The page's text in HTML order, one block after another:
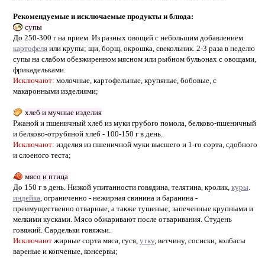
Рекомендуемые и исключаемые продукты и блюда:
супы
До 250-300 г на прием. Из разных овощей с небольшим добавлением
картофеляили крупы; щи, борщ, окрошка, свекольник. 2-3 раза в неделю
супы на слабом обезжиренном мясном или рыбном бульонах с овощами,
фрикадельками.
Исключают: молочные, картофельные, крупяные, бобовые, с
макаронными изделиями;
хлеб и мучные изделия
Ржаной и пшеничный хлеб из муки грубого помола, белково-пшеничный
и белково-отрубяной хлеб - 100-150 г в день.
Исключают: изделия из пшеничной муки высшего и 1-го сорта, сдобного
и слоеного теста;
мясо и птица
До 150 г в день. Низкой упитанности говядина, телятина, кролик, куры.
индейка , ограниченно - нежирная свинина и баранина -
преимущественно отварные, а также тушеные; запеченные крупными и
мелкими кусками. Мясо обжаривают после отваривания. Студень
говяжий. Сардельки говяжьи.
Исключаютжирные сорта мяса, гуся, утку, ветчину, сосиски, колбасы
вареные и копченые, консервы;